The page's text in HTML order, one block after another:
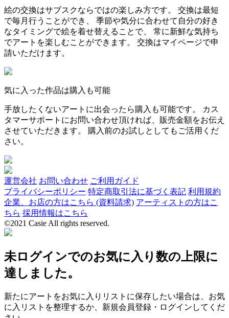
絵の交換はサブスクならではの楽しみ方です。 交換は最短
で毎月行うことができ、 季節や気分に合わせて自分の好き
なタイミングで絵を着せ替えることで、 常に新鮮な気持ち
でアートを楽しむことができます。 交換はマイページで申
請いただけます。
気に入った作品は購入も可能
手放したくないアートに出会ったら購入も可能です。 カス
タマーサポートにお問い合わせ頂ければ、販売金額をお伝え
させていただきます。 購入前のお試しとしてもご活用くだ
さい。
運営会社 お問い合わせ ご利用ガイド
プライバシーポリシー 特定商取引法に基づく表記 利用規約
企業、お店の方はこちら (資料請求) アーティストの方はこ
ちら 採用情報はこちら
©2021 Casie All rights reserved.
未ログインでのお気に入り数の上限に
達しました。
新たにアートをお気に入りリストに保存したい場合は、お気
に入リストを整理するか、新規会員登録・ログインしてくだ